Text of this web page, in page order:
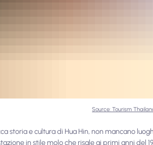
Source: Tourism
storia e cultura di Hua Hin, non mancano
in stile molo che risale ai primi anni